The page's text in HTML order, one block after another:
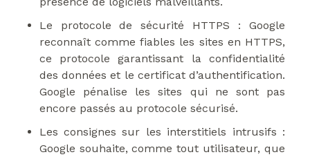
Le protocole de sécurité HTTPS : Google
reconnaît comme fiables les sites en HTTPS,
ce protocole garantissant la confidentialité
des données et le certificat d’authentification.
Google pénalise les sites qui ne sont pas
encore passés au protocole sécurisé.
Les consignes sur les interstitiels intrusifs :
Google souhaite, comme tout utilisateur, que